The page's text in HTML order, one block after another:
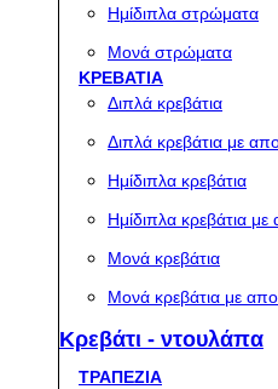
Ημίδιπλα στρώματα
Μονά στρώματα
ΚΡΕΒΑΤΙΑ
Διπλά κρεβάτια
Διπλά κρεβάτια με
Ημίδιπλα κρεβάτια
Ημίδιπλα κρεβάτια
Μονά κρεβάτια
Μονά κρεβάτια με
Κρεβάτι - ντουλάπα
ΤΡΑΠΕΖΙΑ